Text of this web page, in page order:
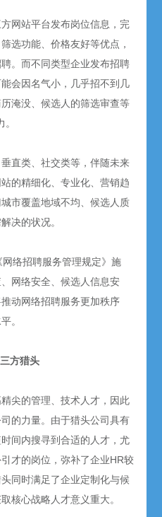
网站平台发布岗位信息，完
选功能、价格友好等优点，
。而不同类型企业发布招聘
会因名气小，几乎招不到几
淹没、候选人的筛选审查等
直类、社交类等，伴随未来
的精细化、专业化、营销趋
市覆盖地域不均、候选人质
决的状况。
络招聘服务管理规定》施
网络安全、候选人信息安
动网络招聘服务更加秩序
。
方猎头
尖的管理、技术人才，因此
的力量。由于猎头公司具有
间内搜寻到合适的人才，尤
才的岗位，弥补了企业HR较
同时满足了企业定制化与候
核心战略人才意义重大。